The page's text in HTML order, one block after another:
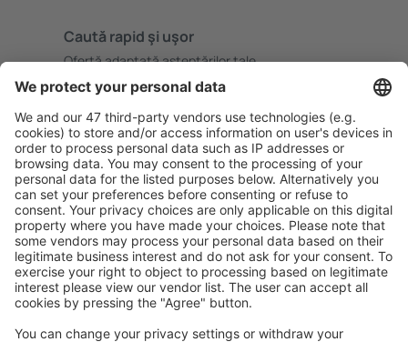
Caută rapid şi uşor
Ofertă adaptată aşteptărilor tale.
Planifică ȋn siguranţă
Rezervare fără griji cu opțiune gratuită de anulare.
Economiseşte mai mult
Prețuri atractive și oferte speciale pentru utilizatorii
conectați.
Cazarea preferată
Alege din peste 1,3 mil. de opţiuni: hoteluri, cabane,